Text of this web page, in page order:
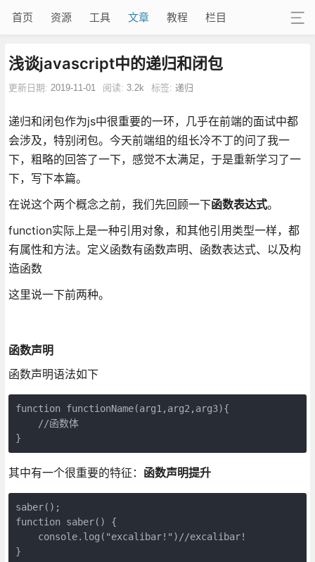
首页 资源 工具 文章 教程 栏目
浅谈javascript中的递归和闭包
更新日期: 2019-11-01 阅读: 3.2k 标签: 递归
递归和闭包作为js中很重要的一环，几乎在前端的面试中都
会涉及，特别闭包。今天前端组的组长冷不丁的问了我一
下，粗略的回答了一下，感觉不太满足，于是重新学习了一
下，写下本篇。
在说这个两个概念之前，我们先回顾一下函数表达式。
function实际上是一种引用对象，和其他引用类型一样，都
有属性和方法。定义函数有函数声明、函数表达式、以及构
造函数
这里说一下前两种。
函数声明
函数声明语法如下
function functionName(arg1,arg2,arg3){
    //函数体
}
其中有一个很重要的特征： 函数声明提升
saber();
function saber() {
    console.log("excalibar!")//excalibar!
}